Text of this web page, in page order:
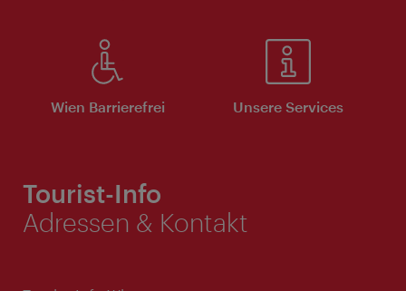
Wien Barrierefrei Unsere Services
Tourist-Info
Adressen & Kontakt